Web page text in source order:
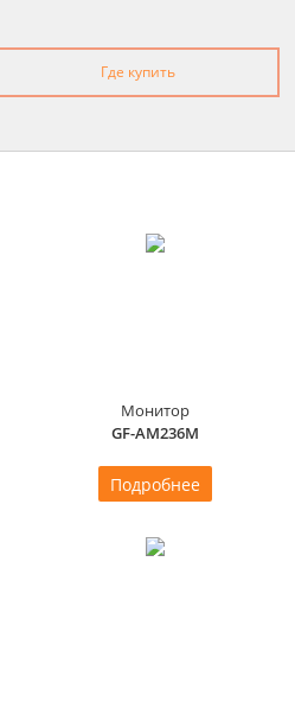
Где купить
Монитор
GF-AM236M
Подробнее